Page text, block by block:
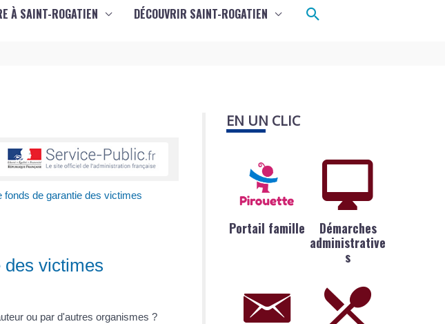
À SAINT-ROGATIEN DÉCOUVRIR SAINT-ROGATIEN Rechercher
fonds de garantie des victimes
victimes
ou par d'autres organismes ?
EN UN CLIC
Portail famille
Démarches
administrative
s